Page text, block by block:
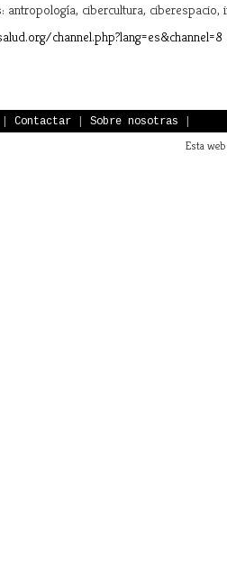
antropología, cibercultura, ciberespacio,
channel.php?lang=es&channel=8
Contactar Sobre nosotras
Esta